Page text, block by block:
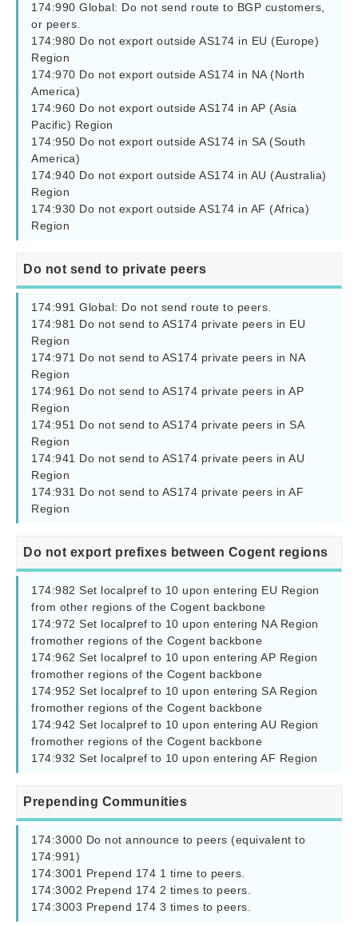
174:990 Global: Do not send route to BGP customers,
or peers.
174:980 Do not export outside AS174 in EU (Europe)
Region
174:970 Do not export outside AS174 in NA (North
America)
174:960 Do not export outside AS174 in AP (Asia
Pacific) Region
174:950 Do not export outside AS174 in SA (South
America)
174:940 Do not export outside AS174 in AU (Australia)
Region
174:930 Do not export outside AS174 in AF (Africa)
Region
Do not send to private peers
174:991 Global: Do not send route to peers.
174:981 Do not send to AS174 private peers in EU
Region
174:971 Do not send to AS174 private peers in NA
Region
174:961 Do not send to AS174 private peers in AP
Region
174:951 Do not send to AS174 private peers in SA
Region
174:941 Do not send to AS174 private peers in AU
Region
174:931 Do not send to AS174 private peers in AF
Region
Do not export prefixes between Cogent regions
174:982 Set localpref to 10 upon entering EU Region
from other regions of the Cogent backbone
174:972 Set localpref to 10 upon entering NA Region
fromother regions of the Cogent backbone
174:962 Set localpref to 10 upon entering AP Region
fromother regions of the Cogent backbone
174:952 Set localpref to 10 upon entering SA Region
fromother regions of the Cogent backbone
174:942 Set localpref to 10 upon entering AU Region
fromother regions of the Cogent backbone
174:932 Set localpref to 10 upon entering AF Region
Prepending Communities
174:3000 Do not announce to peers (equivalent to
174:991)
174:3001 Prepend 174 1 time to peers.
174:3002 Prepend 174 2 times to peers.
174:3003 Prepend 174 3 times to peers.